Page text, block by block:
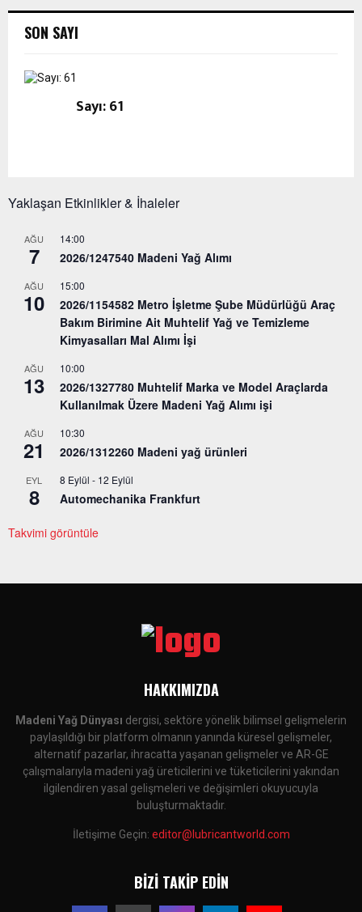
SON SAYI
Sayı: 61
Yaklaşan Etkinlikler & İhaleler
AĞU
7
14:00
2026/1247540 Madeni Yağ Alımı
AĞU
10
15:00
2026/1154582 Metro İşletme Şube Müdürlüğü Araç
Bakım Birimine Ait Muhtelif Yağ ve Temizleme
Kimyasalları Mal Alımı İşi
AĞU
13
10:00
2026/1327780 Muhtelif Marka ve Model Araçlarda
Kullanılmak Üzere Madeni Yağ Alımı işi
AĞU
21
10:30
2026/1312260 Madeni yağ ürünleri
EYL
8
8 Eylül - 12 Eylül
Automechanika Frankfurt
Takvimi görüntüle
HAKKIMIZDA
Madeni Yağ Dünyası dergisi, sektöre yönelik bilimsel gelişmelerin
paylaşıldığı bir platform olmanın yanında küresel gelişmeler,
alternatif pazarlar, ihracatta yaşanan gelişmeler ve AR-GE
çalışmalarıyla madeni yağ üreticilerini ve tüketicilerini yakından
ilgilendiren yasal gelişmeleri ve değişimleri okuyucuyla
buluşturmaktadır.
İletişime Geçin: editor@lubricantworld.com
BIZI TAKIP EDIN